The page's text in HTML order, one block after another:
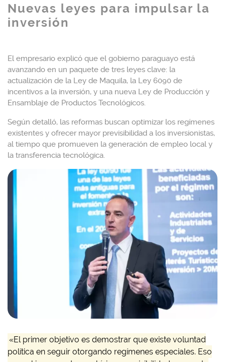
Nuevas leyes para impulsar la
inversión
El empresario explicó que el gobierno paraguayo está
avanzando en un paquete de tres leyes clave: la
actualización de la Ley de Maquila, la Ley 6090 de
incentivos a la inversión, y una nueva Ley de Producción y
Ensamblaje de Productos Tecnológicos.
Según detalló, las reformas buscan optimizar los regímenes
existentes y ofrecer mayor previsibilidad a los inversionistas,
al tiempo que promueven la generación de empleo local y
la transferencia tecnológica.
«El primer objetivo es demostrar que existe voluntad
política en seguir otorgando regímenes especiales. Eso